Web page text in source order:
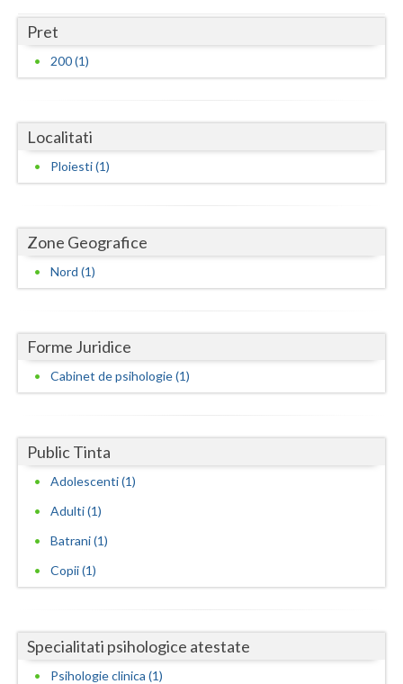
Galati
Giurgiu
Harghita
Ialomita
Iasi
Maramures
Mehedinti
Neamt
Olt
Prahova
Satu-Mare
Suceava
Pret
200 (1)
Localitati
Ploiesti (1)
Zone Geografice
Nord (1)
Forme Juridice
Cabinet de psihologie (1)
Public Tinta
Adolescenti (1)
Adulti (1)
Batrani (1)
Copii (1)
Specialitati psihologice atestate
Psihologie clinica (1)